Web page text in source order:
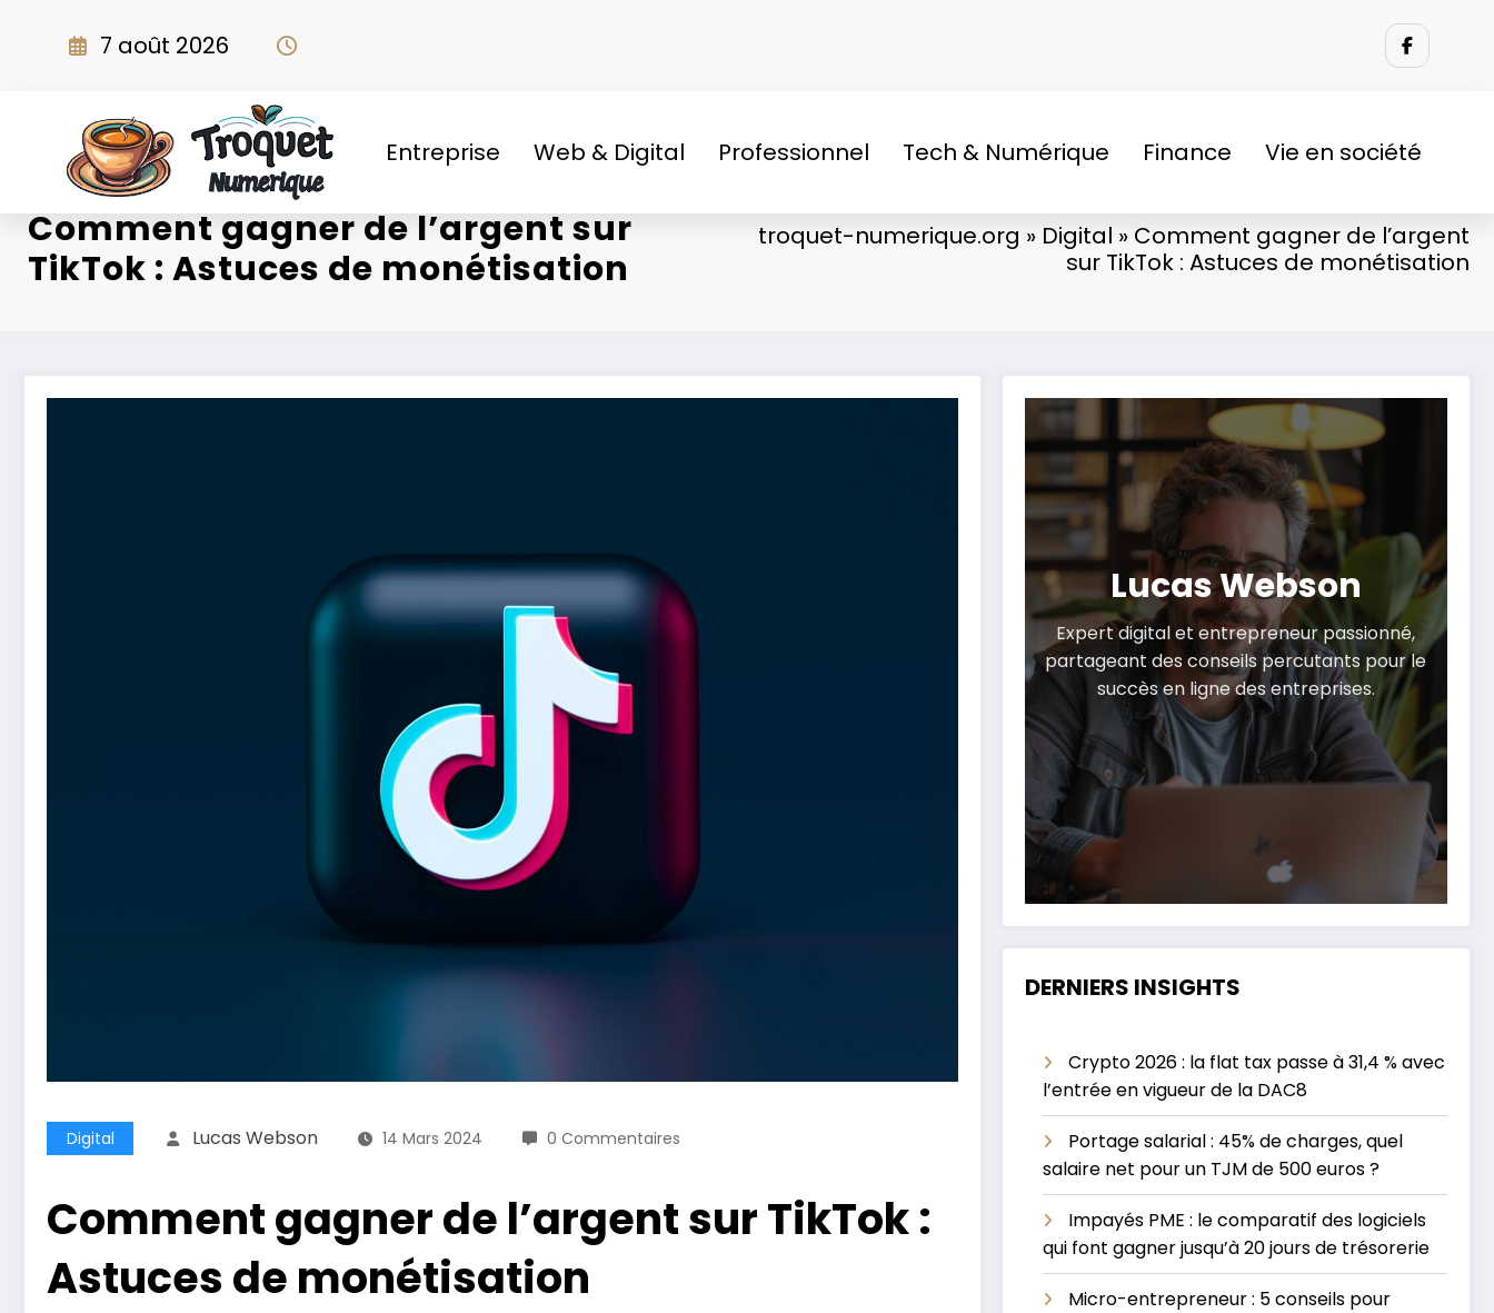
7 août 2026
Entreprise Web & Digital Professionnel Tech & Numérique Finance Vie en société
Comment gagner de l’argent sur
TikTok : Astuces de monétisation
troquet-numerique.org » Digital » Comment gagner de l’argent
sur TikTok : Astuces de monétisation
Digital Lucas Webson 14 Mars 2024 0 Commentaires
Comment gagner de l’argent sur TikTok :
Astuces de monétisation
Lucas Webson
Expert digital et entrepreneur passionné,
partageant des conseils percutants pour le
succès en ligne des entreprises.
DERNIERS INSIGHTS
Crypto 2026 : la flat tax passe à 31,4 % avec
l’entrée en vigueur de la DAC8
Portage salarial : 45% de charges, quel
salaire net pour un TJM de 500 euros ?
Impayés PME : le comparatif des logiciels
qui font gagner jusqu’à 20 jours de trésorerie
Micro-entrepreneur : 5 conseils pour